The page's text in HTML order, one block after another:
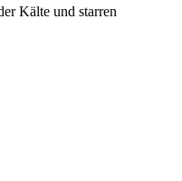
Kälte und starren